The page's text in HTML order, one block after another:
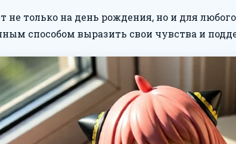
не только на день рождения, но и для
способом выразить свои чувства и